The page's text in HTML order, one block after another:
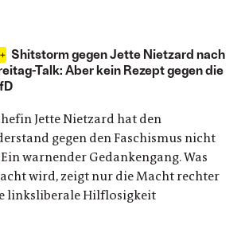
Shitstorm gegen Jette Nietzard nach
Talk: Aber kein Rezept gegen die
Jette Nietzard hat den
gegen den Faschismus nicht
warnender Gedankengang. Was
wird, zeigt nur die Macht rechter
linksliberale Hilflosigkeit